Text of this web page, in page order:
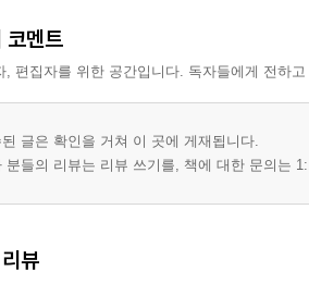
코멘트
, 편집자를 위한 공간입니다. 독자들에게 전하
된 글은 확인을 거쳐 이 곳에 게재됩니다.
분들의 리뷰는 리뷰 쓰기를, 책에 대한 문의는
뷰